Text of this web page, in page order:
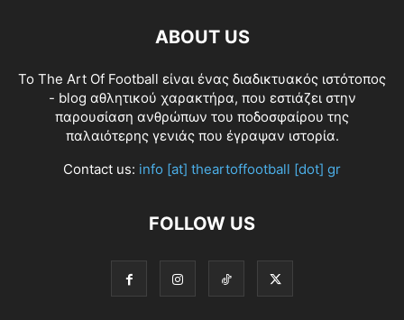
ABOUT US
Το The Art Of Football είναι ένας διαδικτυακός ιστότοπος
- blog αθλητικού χαρακτήρα, που εστιάζει στην
παρουσίαση ανθρώπων του ποδοσφαίρου της
παλαιότερης γενιάς που έγραψαν ιστορία.
Contact us: info [at] theartoffootball [dot] gr
FOLLOW US